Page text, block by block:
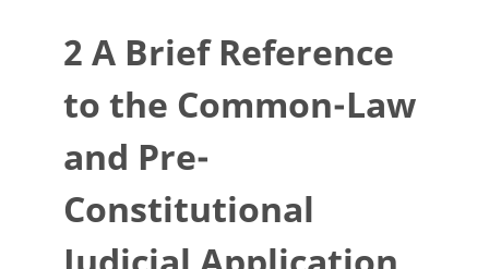
2 A Brief Reference
to the Common-Law
and Pre-
Constitutional